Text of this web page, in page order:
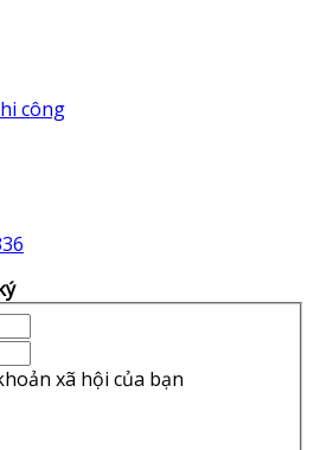
công
xã hội của bạn